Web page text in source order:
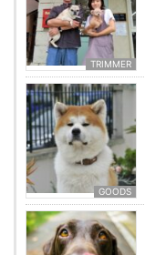
TRIMMER
GOODS